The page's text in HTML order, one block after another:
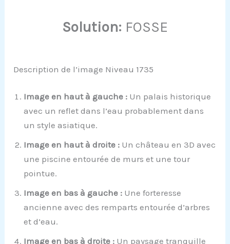
Solution: FOSSE
Description de l’image Niveau 1735
Image en haut à gauche : Un palais historique
avec un reflet dans l’eau probablement dans
un style asiatique.
Image en haut à droite : Un château en 3D avec
une piscine entourée de murs et une tour
pointue.
Image en bas à gauche : Une forteresse
ancienne avec des remparts entourée d’arbres
et d’eau.
Image en bas à droite : Un paysage tranquille